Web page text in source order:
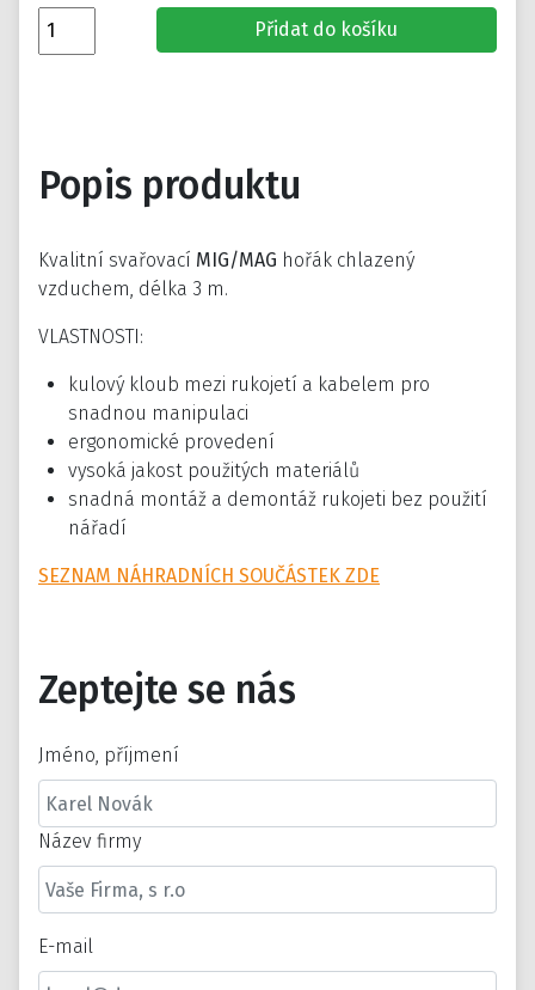
Přidat do košíku
Popis produktu
Kvalitní svařovací MIG/MAG hořák chlazený
vzduchem, délka 3 m.
VLASTNOSTI:
kulový kloub mezi rukojetí a kabelem pro
snadnou manipulaci
ergonomické provedení
vysoká jakost použitých materiálů
snadná montáž a demontáž rukojeti bez použití
nářadí
SEZNAM NÁHRADNÍCH SOUČÁSTEK ZDE
Zeptejte se nás
Jméno, příjmení
Název firmy
E-mail